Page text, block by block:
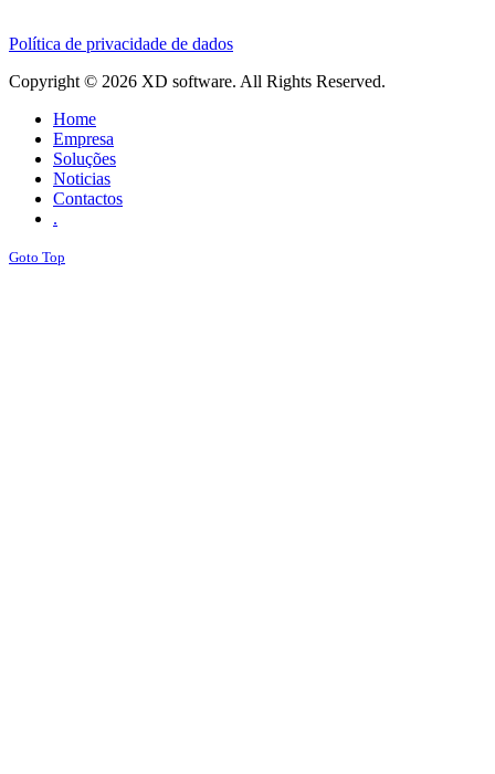
Política de privacidade de dados
Copyright © 2026 XD software. All Rights Reserved.
Home
Empresa
Soluções
Noticias
Contactos
.
Goto Top